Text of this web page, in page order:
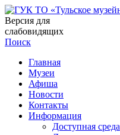
Версия для
слабовидящих
Поиск
Главная
Музеи
Афиша
Новости
Контакты
Информация
Доступная среда